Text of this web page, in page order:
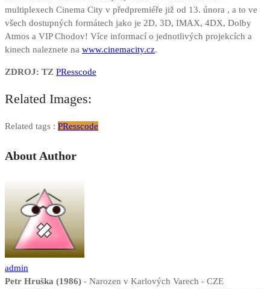
multiplexech Cinema City v předpremiéře již od 13. února , a to ve
všech dostupných formátech jako je 2D, 3D, IMAX, 4DX, Dolby
Atmos a VIP Chodov! Více informací o jednotlivých projekcích a
kinech naleznete na www.cinemacity.cz.
ZDROJ: TZ PResscode
Related Images:
Related tags : PResscode
About Author
admin
Petr Hruška (1986) - Narozen v Karlových Varech - CZE